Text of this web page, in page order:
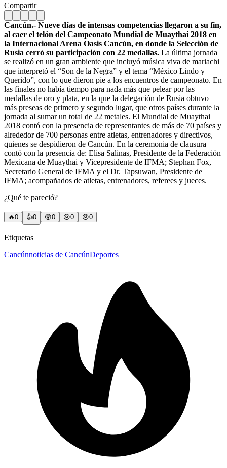
Compartir
Cancún.- Nueve días de intensas competencias llegaron a su fin,
al caer el telón del Campeonato Mundial de Muaythai 2018 en
la Internacional Arena Oasis Cancún, en donde la Selección de
Rusia cerró su participación con 22 medallas. La última jornada
se realizó en un gran ambiente que incluyó música viva de mariachi
que interpretó el “Son de la Negra” y el tema “México Lindo y
Querido”, con lo que dieron pie a los encuentros de campeonato. En
las finales no había tiempo para nada más que pelear por las
medallas de oro y plata, en la que la delegación de Rusia obtuvo
más preseas de primero y segundo lugar, que otros países durante la
jornada al sumar un total de 22 metales. El Mundial de Muaythai
2018 contó con la presencia de representantes de más de 70 países y
alrededor de 700 personas entre atletas, entrenadores y directivos,
quienes se despidieron de Cancún. En la ceremonia de clausura
contó con la presencia de: Elisa Salinas, Presidente de la Federación
Mexicana de Muaythai y Vicepresidente de IFMA; Stephan Fox,
Secretario General de IFMA y el Dr. Tapsuwan, Presidente de
IFMA; acompañados de atletas, entrenadores, referees y jueces.
¿Qué te pareció?
🔥0 👍0 😲0 😢0 😠0
Etiquetas
Cancúnnoticias de CancúnDeportes